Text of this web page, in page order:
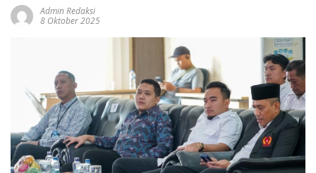
Admin Redaksi
8 Oktober 2025